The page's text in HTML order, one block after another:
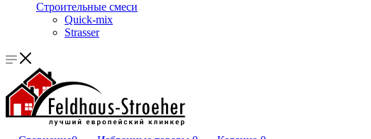
Строительные смеси
Quick-mix
Strasser